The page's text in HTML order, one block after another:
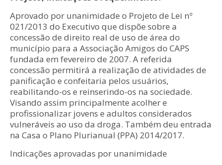
Aprovado por unanimidade o Projeto de Lei nº
021/2013 do Executivo que dispõe sobre a
concessão de direito real de uso de área do
município para a Associação Amigos do CAPS
fundada em fevereiro de 2007. A referida
concessão permitirá a realização de atividades de
panificação e confeitaria pelos usuários,
reabilitando-os e reinserindo-os na sociedade.
Visando assim principalmente acolher e
profissionalizar jovens e adultos considerados
vulneráveis ao uso da droga. Também deu entrada
na Casa o Plano Plurianual (PPA) 2014/2017.
Indicações aprovadas por unanimidade